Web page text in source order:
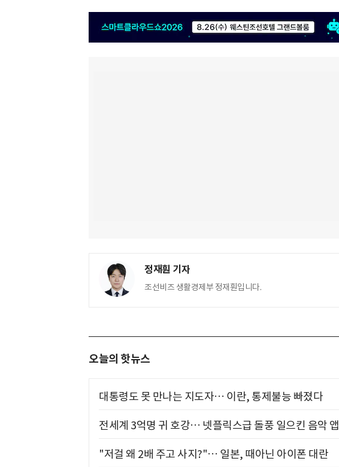
정재훤 기자
조선비즈 생활경제부 정재훤입니다.
오늘의 핫뉴스
대통령도 못 만나는 지도자… 이란, 통제불능 빠졌다
전세계 3억명 귀 호강… 넷플릭스급 돌풍 일으킨 음악 앱
"저걸 왜 2배 주고 사지?"… 일본, 때아닌 아이폰 대란